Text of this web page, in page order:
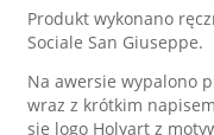
Produkt wykonano
Sociale San Giuseppe.
Na awersie wypalono
wraz z krótkim
się logo Holyart z